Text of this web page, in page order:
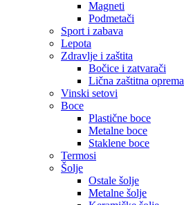
Magneti
Podmetači
Sport i zabava
Lepota
Zdravlje i zaštita
Bočice i zatvarači
Lična zaštitna oprema
Vinski setovi
Boce
Plastične boce
Metalne boce
Staklene boce
Termosi
Šolje
Ostale šolje
Metalne šolje